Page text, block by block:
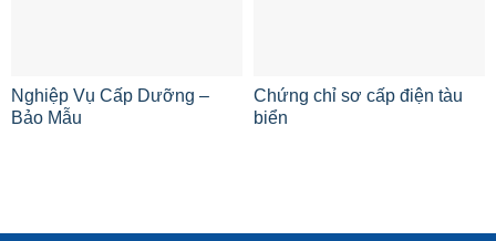
Nghiệp Vụ Cấp Dưỡng –
Bảo Mẫu
Chứng chỉ sơ cấp điện tàu
biển